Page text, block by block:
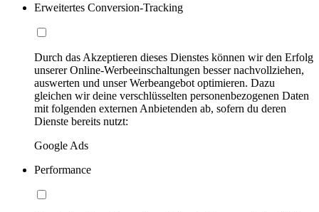
Erweitertes Conversion-Tracking
Durch das Akzeptieren dieses Dienstes können wir den Erfolg
unserer Online-Werbeeinschaltungen besser nachvollziehen,
auswerten und unser Werbeangebot optimieren. Dazu
gleichen wir deine verschlüsselten personenbezogenen Daten
mit folgenden externen Anbietenden ab, sofern du deren
Dienste bereits nutzt:
Google Ads
Performance